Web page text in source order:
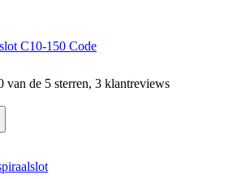
C10-150 Code
van de 5 sterren, 3 klantreviews